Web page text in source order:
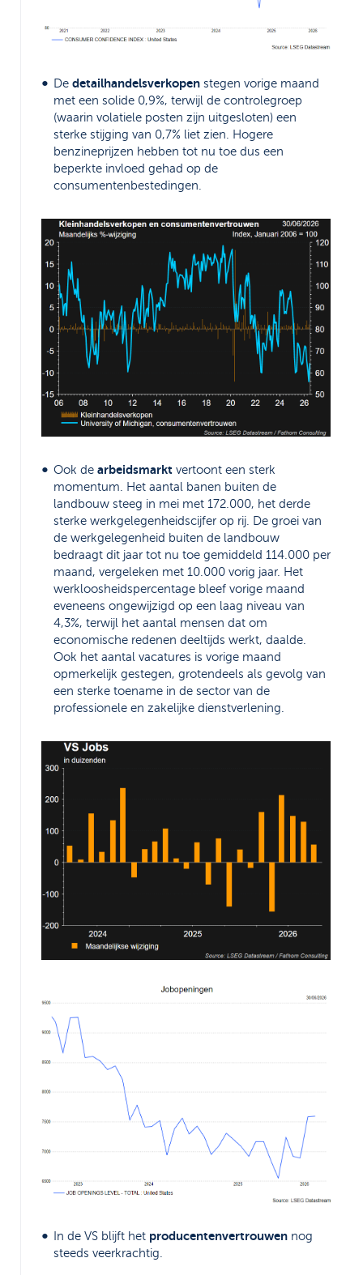
De detailhandelsverkopen stegen vorige maand
met een solide 0,9%, terwijl de controlegroep
(waarin volatiele posten zijn uitgesloten) een
sterke stijging van 0,7% liet zien. Hogere
benzineprijzen hebben tot nu toe dus een
beperkte invloed gehad op de
consumentenbestedingen.
Ook de arbeidsmarkt vertoont een sterk
momentum. Het aantal banen buiten de
landbouw steeg in mei met 172.000, het derde
sterke werkgelegenheidscijfer op rij. De groei van
de werkgelegenheid buiten de landbouw
bedraagt dit jaar tot nu toe gemiddeld 114.000 per
maand, vergeleken met 10.000 vorig jaar. Het
werkloosheidspercentage bleef vorige maand
eveneens ongewijzigd op een laag niveau van
4,3%, terwijl het aantal mensen dat om
economische redenen deeltijds werkt, daalde.
Ook het aantal vacatures is vorige maand
opmerkelijk gestegen, grotendeels als gevolg van
een sterke toename in de sector van de
professionele en zakelijke dienstverlening.
In de VS blijft het producentenvertrouwen nog
steeds veerkrachtig.